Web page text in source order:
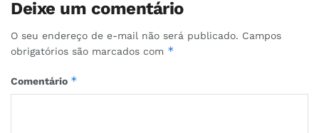
Deixe um comentário
O seu endereço de e-mail não será publicado. Campos
obrigatórios são marcados com *
Comentário *